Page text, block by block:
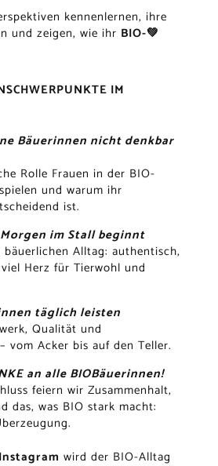
kennenlernen, ihre
und zeigen, wie ihr BIO-💚
IM
Bäuerinnen nicht denkbar
Rolle Frauen in der BIO-
und warum ihr
ist.
im Stall beginnt
Alltag: authentisch,
Herz für Tierwohl und
täglich leisten
Qualität und
vom Acker bis auf den Teller.
an alle BIOBäuerinnen!
feiern wir Zusammenhalt,
das, was BIO stark macht:
Instagram wird der BIO-Alltag